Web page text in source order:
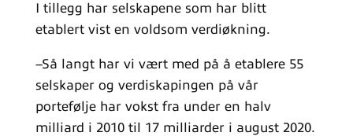
I tillegg har selskapene som har blitt
etablert vist en voldsom verdiøkning.
–Så langt har vi vært med på å etablere 55
selskaper og verdiskapingen på vår
portefølje har vokst fra under en halv
milliard i 2010 til 17 milliarder i august 2020.